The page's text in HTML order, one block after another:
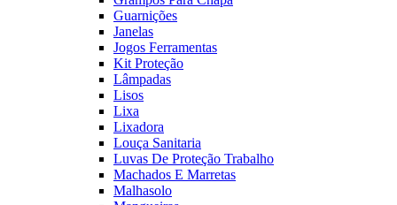
Guarnições
Janelas
Jogos Ferramentas
Kit Proteção
Lâmpadas
Lisos
Lixa
Lixadora
Louça Sanitaria
Luvas De Proteção Trabalho
Machados E Marretas
Malhasolo